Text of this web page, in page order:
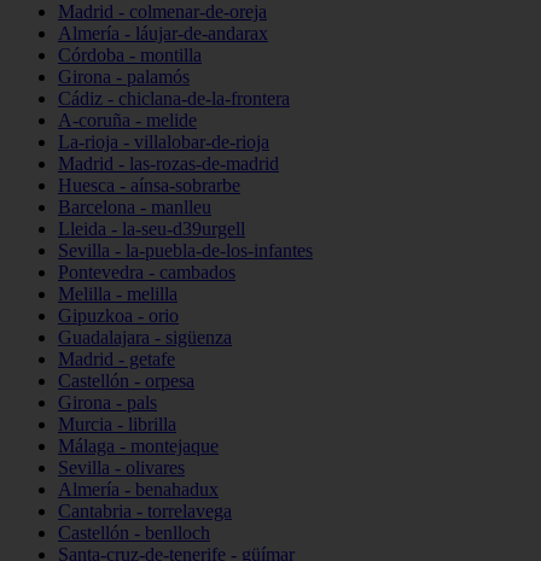
Madrid - colmenar-de-oreja
Almería - láujar-de-andarax
Córdoba - montilla
Girona - palamós
Cádiz - chiclana-de-la-frontera
A-coruña - melide
La-rioja - villalobar-de-rioja
Madrid - las-rozas-de-madrid
Huesca - aínsa-sobrarbe
Barcelona - manlleu
Lleida - la-seu-d39urgell
Sevilla - la-puebla-de-los-infantes
Pontevedra - cambados
Melilla - melilla
Gipuzkoa - orio
Guadalajara - sigüenza
Madrid - getafe
Castellón - orpesa
Girona - pals
Murcia - librilla
Málaga - montejaque
Sevilla - olivares
Almería - benahadux
Cantabria - torrelavega
Castellón - benlloch
Santa-cruz-de-tenerife - güímar